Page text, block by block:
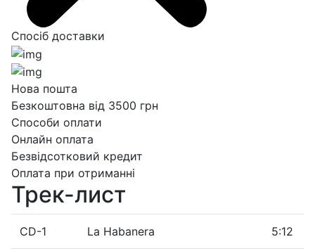
Спосіб доставки
Нова пошта
Безкоштовна від 3500 грн
Способи оплати
Онлайн оплата
Безвідсотковий кредит
Оплата при отриманні
Трек-лист
CD-1 La Habanera 5:12